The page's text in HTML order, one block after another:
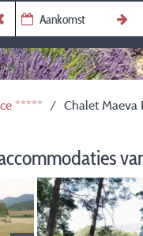
***** Chalet Maeva